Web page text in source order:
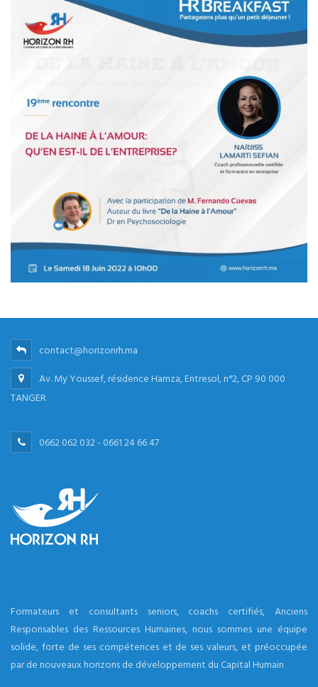
contact@horizonrh.ma
Av. My Youssef, résidence Hamza, Entresol, n°2, CP 90 000
TANGER
0662 062 032 - 0661 24 66 47
Formateurs et consultants seniors, coachs certifiés, Anciens
Responsables des Ressources Humaines, nous sommes une équipe
solide, forte de ses compétences et de ses valeurs, et préoccupée
par de nouveaux horizons de développement du Capital Humain